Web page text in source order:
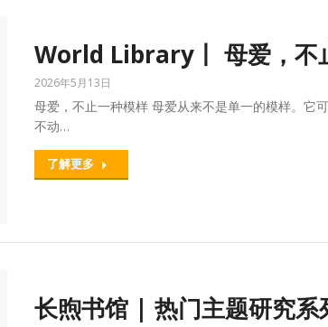
World Library丨 母爱，不
2026年5月13日
母爱，不止一种模样 母爱从来不是单一的模样。它
不动…
了解更多
长煦书馆 | 热门主题研究